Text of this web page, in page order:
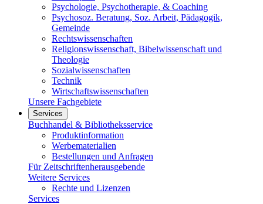
Psychologie, Psychotherapie, & Coaching
Psychosoz. Beratung, Soz. Arbeit, Pädagogik,
Gemeinde
Rechtswissenschaften
Religionswissenschaft, Bibelwissenschaft und
Theologie
Sozialwissenschaften
Technik
Wirtschaftswissenschaften
Unsere Fachgebiete
Services
Buchhandel & Bibliotheksservice
Produktinformation
Werbematerialien
Bestellungen und Anfragen
Für Zeitschriftenherausgebende
Weitere Services
Rechte und Lizenzen
Services